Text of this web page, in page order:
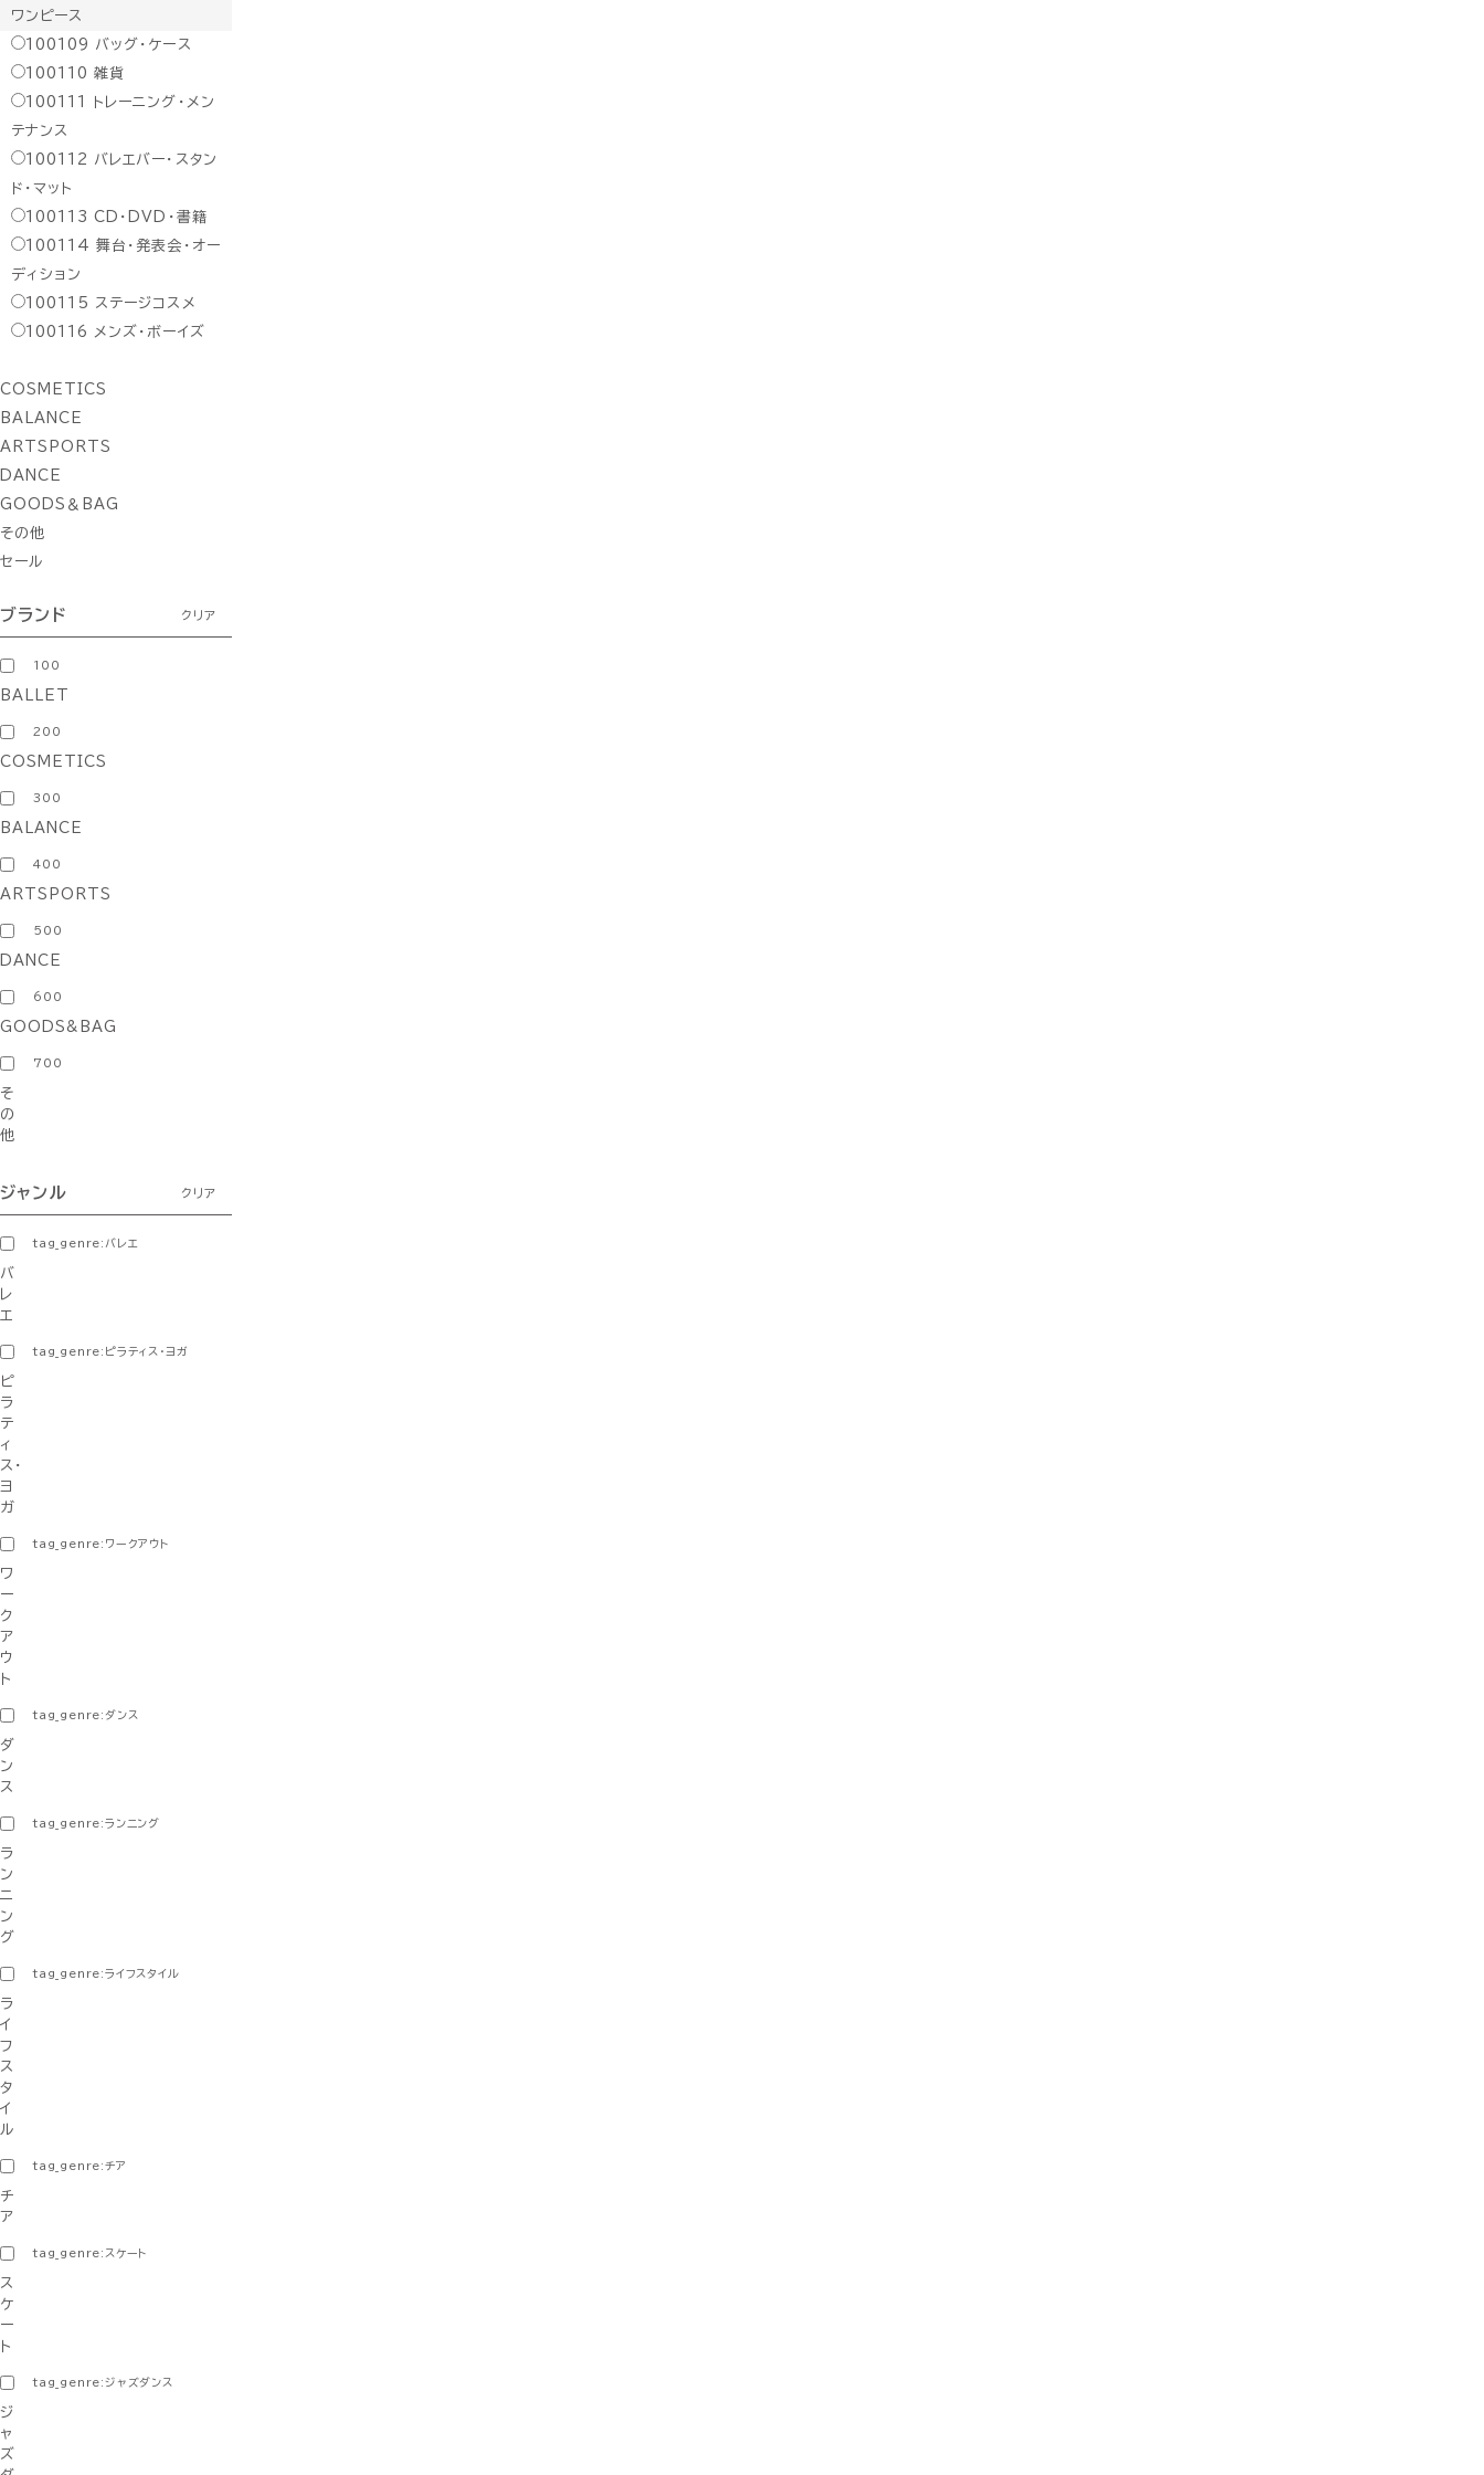
ワンピース
100109
バッグ・ケース
100110 雑貨
100111
トレーニング・メン
テナンス
100112
バレエバー・スタン
ド・マット
100113 CD・DVD・書籍
100114 舞台・発表会・オー
ディション
100115
ステージコスメ
100116
メンズ・ボーイズ
COSMETICS
BALANCE
ARTSPORTS
DANCE
GOODS＆BAG
その他
セール
ブランド クリア
100
BALLET
200
COSMETICS
300
BALANCE
400
ARTSPORTS
500
DANCE
600
GOODS&BAG
700
そ
の
他
ジャンル クリア
tag_genre:バレエ
バ
レ
エ
tag_genre:ピラティス・ヨガ
ピ
ラ
テ
ィ
ス・
ヨ
ガ
tag_genre:ワークアウト
ワ
ー
ク
ア
ウ
ト
tag_genre:ダンス
ダ
ン
ス
tag_genre:ランニング
ラ
ン
ニ
ン
グ
tag_genre:ライフスタイル
ラ
イ
フ
ス
タ
イ
ル
tag_genre:チア
チ
ア
tag_genre:スケート
ス
ケ
ー
ト
tag_genre:ジャズダンス
ジ
ャ
ズ